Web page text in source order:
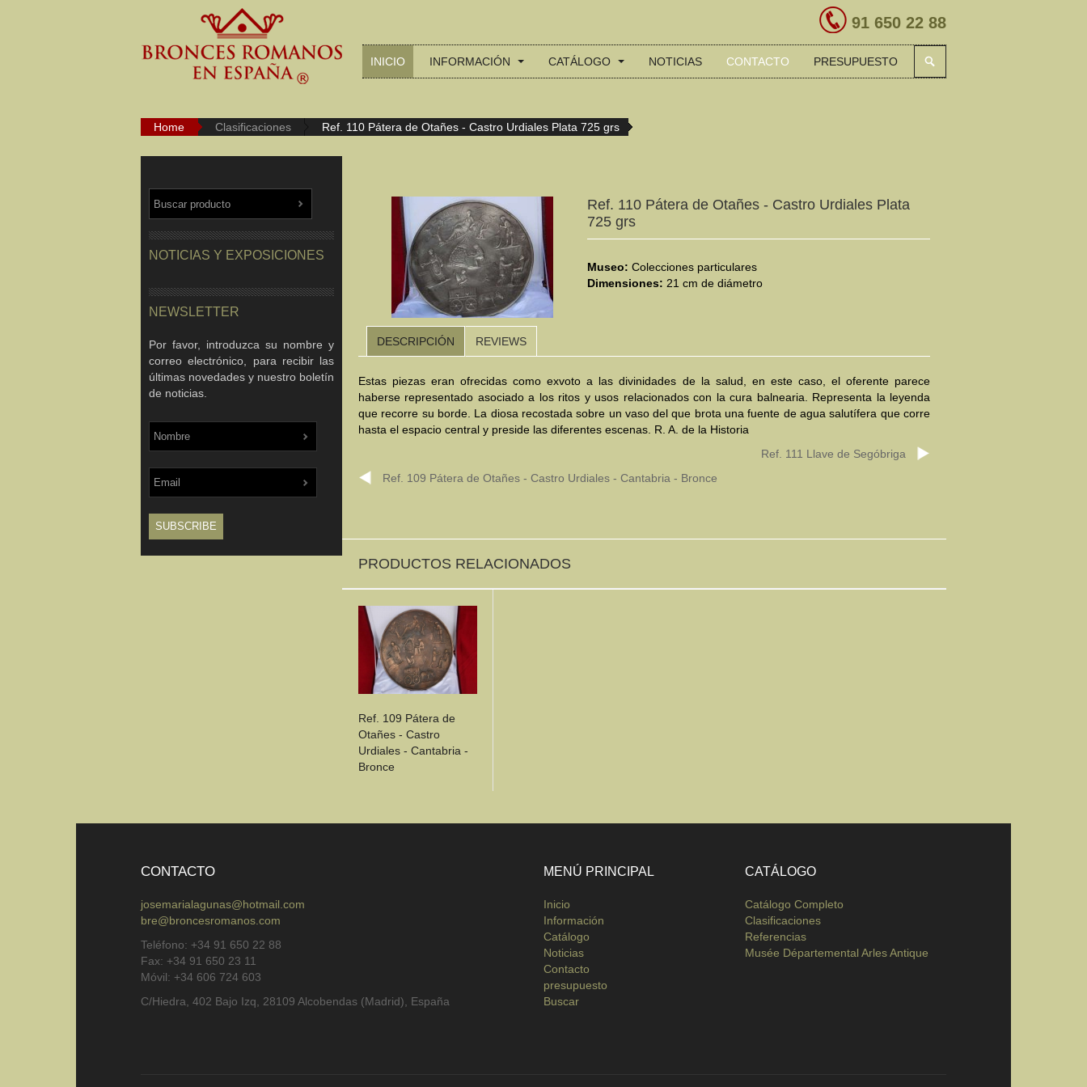
INICIO INFORMACIÓN CATÁLOGO NOTICIAS CONTACTO PRESUPUESTO
91 650 22 88
Home Clasificaciones Ref. 110 Pátera de Otañes - Castro Urdiales Plata 725 grs
Ref. 110 Pátera de Otañes - Castro Urdiales Plata
725 grs
Museo: Colecciones particulares
Dimensiones: 21 cm de diámetro
DESCRIPCIÓN REVIEWS
Estas piezas eran ofrecidas como exvoto a las divinidades de la salud, en este caso, el oferente parece
haberse representado asociado a los ritos y usos relacionados con la cura balnearia. Representa la leyenda
que recorre su borde. La diosa recostada sobre un vaso del que brota una fuente de agua salutífera que corre
hasta el espacio central y preside las diferentes escenas. R. A. de la Historia
Ref. 109 Pátera de Otañes - Castro Urdiales - Cantabria - Bronce
Ref. 111 Llave de Segóbriga
PRODUCTOS RELACIONADOS
Ref. 109 Pátera de
Otañes - Castro
Urdiales - Cantabria -
Bronce
NOTICIAS Y EXPOSICIONES
NEWSLETTER
Por favor, introduzca su nombre y
correo electrónico, para recibir las
últimas novedades y nuestro boletín
de noticias.
CONTACTO
josemarialagunas@hotmail.com
bre@broncesromanos.com
Teléfono: +34 91 650 22 88
Fax: +34 91 650 23 11
Móvil: +34 606 724 603
C/Hiedra, 402 Bajo Izq, 28109 Alcobendas (Madrid), España
MENÚ PRINCIPAL
Inicio
Información
Catálogo
Noticias
Contacto
presupuesto
Buscar
CATÁLOGO
Catálogo Completo
Clasificaciones
Referencias
Musée Départemental Arles Antique